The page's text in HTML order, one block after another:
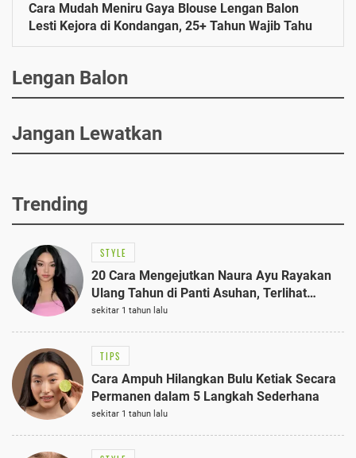
Cara Mudah Meniru Gaya Blouse Lengan Balon
Lesti Kejora di Kondangan, 25+ Tahun Wajib Tahu
Lengan Balon
Jangan Lewatkan
Trending
STYLE
20 Cara Mengejutkan Naura Ayu Rayakan
Ulang Tahun di Panti Asuhan, Terlihat
Anggun dengan Kaftan Cokelat
sekitar 1 tahun lalu
TIPS
Cara Ampuh Hilangkan Bulu Ketiak Secara
Permanen dalam 5 Langkah Sederhana
sekitar 1 tahun lalu